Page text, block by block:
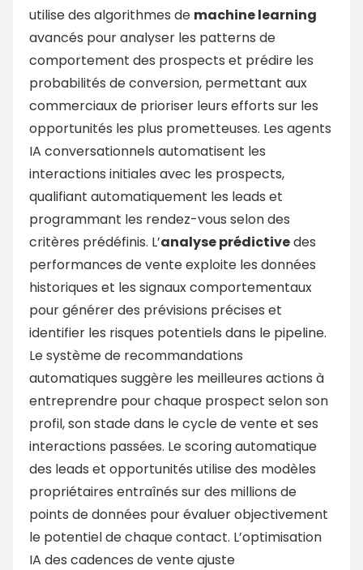
utilise des algorithmes de machine learning
avancés pour analyser les patterns de
comportement des prospects et prédire les
probabilités de conversion, permettant aux
commerciaux de prioriser leurs efforts sur les
opportunités les plus prometteuses. Les agents
IA conversationnels automatisent les
interactions initiales avec les prospects,
qualifiant automatiquement les leads et
programmant les rendez-vous selon des
critères prédéfinis. L’analyse prédictivedes
performances de vente exploite les données
historiques et les signaux comportementaux
pour générer des prévisions précises et
identifier les risques potentiels dans le pipeline.
Le système de recommandations
automatiques suggère les meilleures actions à
entreprendre pour chaque prospect selon son
profil, son stade dans le cycle de vente et ses
interactions passées. Le scoring automatique
des leads et opportunités utilise des modèles
propriétaires entraînés sur des millions de
points de données pour évaluer objectivement
le potentiel de chaque contact. L’optimisation
IA des cadences de vente ajuste